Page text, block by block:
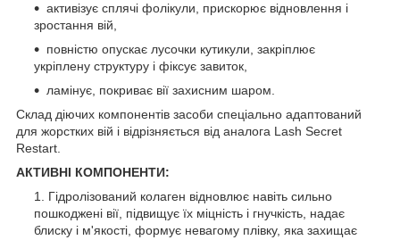
активізує сплячі фолікули, прискорює відновлення і
зростання вій,
повністю опускає лусочки кутикули, закріплює
укріплену структуру і фіксує завиток,
ламінує, покриває вії захисним шаром.
Склад діючих компонентів засоби спеціально адаптований
для жорстких вій і відрізняється від аналога Lash Secret
Restart.
АКТИВНІ КОМПОНЕНТИ:
Гідролізований колаген відновлює навіть сильно
пошкоджені вії, підвищує їх міцність і гнучкість, надає
блиску і м'якості, формує невагому плівку, яка захищає